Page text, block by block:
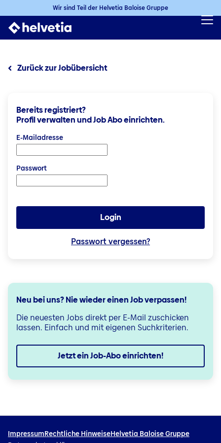
Wir sind Teil der Helvetia Baloise Gruppe
Zurück zur Jobübersicht
Bereits registriert?
Profil verwalten und Job Abo einrichten.
Login: Benutzername und Passwort
E-Mailadresse
Passwort
Login
Passwort vergessen?
Neu bei uns? Nie wieder einen Job verpassen!
Die neuesten Jobs direkt per E-Mail zuschicken
lassen. Einfach und mit eigenen Suchkriterien.
Jetzt ein Job-Abo einrichten!
ImpressumRechtliche HinweiseHelvetia Baloise Gruppe